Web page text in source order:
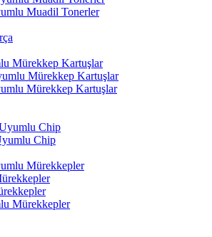
Muadil Tonerler
Mürekkep Kartuşlar
Mürekkep Kartuşlar
Mürekkep Kartuşlar
Chip
Chip
Mürekkepler
Mürekkepler